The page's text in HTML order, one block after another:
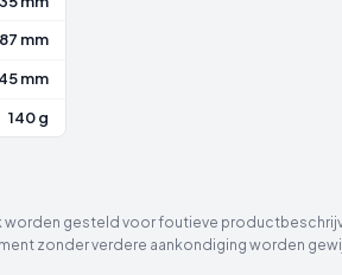
87 mm
45 mm
140 g
worden gesteld voor foutieve
zonder verdere aankondiging worden